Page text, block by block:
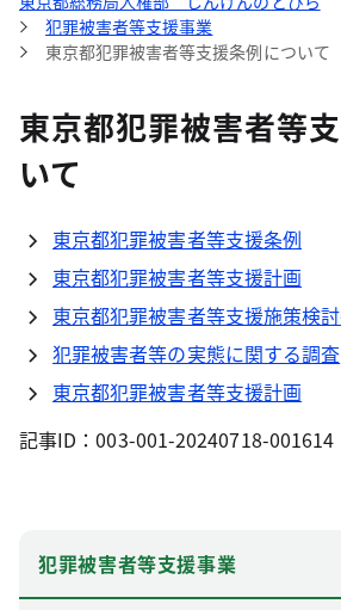
犯罪被害者等支援事業
東京都犯罪被害者等支援条例について
東京都犯罪被害者等
いて
東京都犯罪被害者等支援条例
東京都犯罪被害者等支援計画
東京都犯罪被害者等支援施策検
犯罪被害者等の実態に関する調査
東京都犯罪被害者等支援計画
記事ID：003-001-20240718-001614
犯罪被害者等支援事業